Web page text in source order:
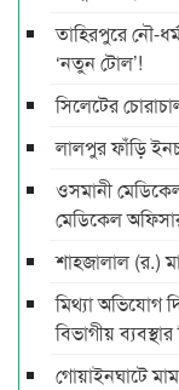
তাহিরপুরে নৌ-
‘নতুন টোল’!
সিলেটের
লালপুর ফাঁড়ি
ওসমানী
মেডিকেল
শাহজালাল (র.)
মিথ্যা অভিযোগ
বিভাগীয় ব্যবস্থার
গোয়াইনঘাটে